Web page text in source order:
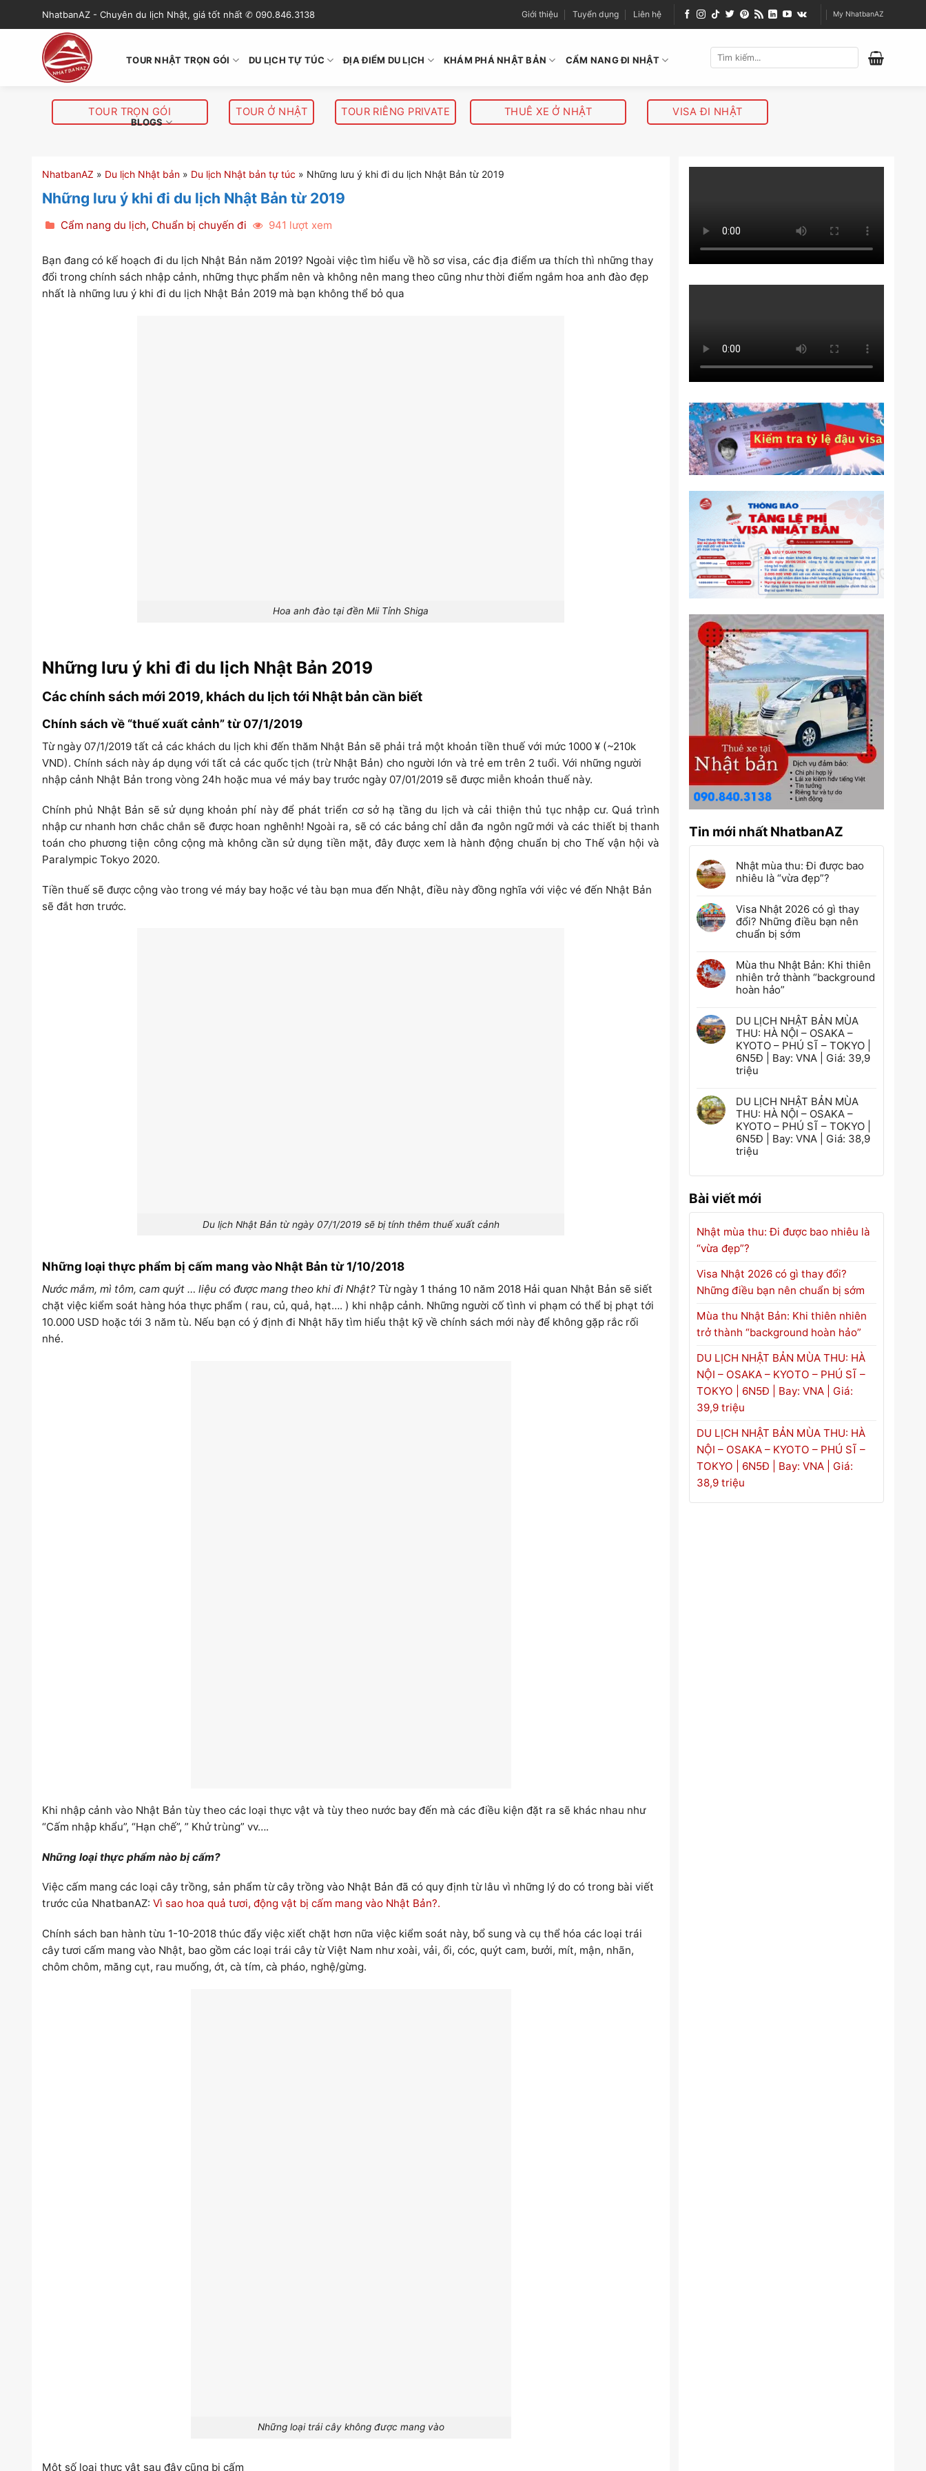
NhatbanAZ - Chuyên du lịch Nhật, giá tốt nhất ✆ 090.846.3138 Giới thiệu Tuyển dụng Liên hệ My NhatbanAZ
TOUR NHẬT TRỌN GÓI DU LỊCH TỰ TÚC ĐỊA ĐIỂM DU LỊCH KHÁM PHÁ NHẬT BẢN CẨM NANG ĐI NHẬT
BLOGS
TOUR TRỌN GÓI TOUR Ở NHẬT TOUR RIÊNG PRIVATE THUÊ XE Ở NHẬT VISA ĐI NHẬT
NhatbanAZ » Du lịch Nhật bản » Du lịch Nhật bản tự túc » Những lưu ý khi đi du lịch Nhật Bản từ 2019
Những lưu ý khi đi du lịch Nhật Bản từ 2019
Cẩm nang du lịch, Chuẩn bị chuyến đi 941 lượt xem
Bạn đang có kế hoạch đi du lịch Nhật Bản năm 2019? Ngoài việc tìm hiểu về hồ sơ visa, các địa điểm ưa thích thì những thay
đổi trong chính sách nhập cảnh, những thực phẩm nên và không nên mang theo cũng như thời điểm ngắm hoa anh đào đẹp
nhất là những lưu ý khi đi du lịch Nhật Bản 2019 mà bạn không thể bỏ qua
Hoa anh đào tại đền Mii Tỉnh Shiga
Những lưu ý khi đi du lịch Nhật Bản 2019
Các chính sách mới 2019, khách du lịch tới Nhật bản cần biết
Chính sách về “thuế xuất cảnh” từ 07/1/2019
Từ ngày 07/1/2019 tất cả các khách du lịch khi đến thăm Nhật Bản sẽ phải trả một khoản tiền thuế với mức 1000 ¥ (~210k
VND). Chính sách này áp dụng với tất cả các quốc tịch (trừ Nhật Bản) cho người lớn và trẻ em trên 2 tuổi. Với những người
nhập cảnh Nhật Bản trong vòng 24h hoặc mua vé máy bay trước ngày 07/01/2019 sẽ được miễn khoản thuế này.
Chính phủ Nhật Bản sẽ sử dụng khoản phí này để phát triển cơ sở hạ tầng du lịch và cải thiện thủ tục nhập cư. Quá trình
nhập cư nhanh hơn chắc chắn sẽ được hoan nghênh! Ngoài ra, sẽ có các bảng chỉ dẫn đa ngôn ngữ mới và các thiết bị thanh
toán cho phương tiện công cộng mà không cần sử dụng tiền mặt, đây được xem là hành động chuẩn bị cho Thế vận hội và
Paralympic Tokyo 2020.
Tiền thuế sẽ được cộng vào trong vé máy bay hoặc vé tàu bạn mua đến Nhật, điều này đồng nghĩa với việc vé đến Nhật Bản
sẽ đắt hơn trước.
Du lịch Nhật Bản từ ngày 07/1/2019 sẽ bị tính thêm thuế xuất cảnh
Những loại thực phẩm bị cấm mang vào Nhật Bản từ 1/10/2018
Nước mắm, mì tôm, cam quýt … liệu có được mang theo khi đi Nhật? Từ ngày 1 tháng 10 năm 2018 Hải quan Nhật Bản sẽ siết
chặt việc kiểm soát hàng hóa thực phẩm ( rau, củ, quả, hạt…. ) khi nhập cảnh. Những người cố tình vi phạm có thể bị phạt tới
10.000 USD hoặc tới 3 năm tù. Nếu bạn có ý định đi Nhật hãy tìm hiểu thật kỹ về chính sách mới này để không gặp rắc rối
nhé.
Khi nhập cảnh vào Nhật Bản tùy theo các loại thực vật và tùy theo nước bay đến mà các điều kiện đặt ra sẽ khác nhau như
“Cấm nhập khẩu”, “Hạn chế”, ” Khử trùng” vv….
Những loại thực phẩm nào bị cấm?
Việc cấm mang các loại cây trồng, sản phẩm từ cây trồng vào Nhật Bản đã có quy định từ lâu vì những lý do có trong bài viết
trước của NhatbanAZ: Vì sao hoa quả tươi, động vật bị cấm mang vào Nhật Bản?.
Chính sách ban hành từu 1-10-2018 thúc đẩy việc xiết chặt hơn nữa việc kiểm soát này, bổ sung và cụ thể hóa các loại trái
cây tươi cấm mang vào Nhật, bao gồm các loại trái cây từ Việt Nam như xoài, vải, ổi, cóc, quýt cam, bưởi, mít, mận, nhãn,
chôm chôm, măng cụt, rau muống, ớt, cà tím, cà pháo, nghệ/gừng.
Những loại trái cây không được mang vào
Một số loại thực vật sau đây cũng bị cấm
Tin mới nhất NhatbanAZ
Nhật mùa thu: Đi được bao
nhiêu là “vừa đẹp”?
Visa Nhật 2026 có gì thay
đổi? Những điều bạn nên
chuẩn bị sớm
Mùa thu Nhật Bản: Khi thiên
nhiên trở thành “background
hoàn hảo”
DU LỊCH NHẬT BẢN MÙA
THU: HÀ NỘI – OSAKA –
KYOTO – PHÚ SĨ – TOKYO |
6N5Đ | Bay: VNA | Giá: 39,9
triệu
DU LỊCH NHẬT BẢN MÙA
THU: HÀ NỘI – OSAKA –
KYOTO – PHÚ SĨ – TOKYO |
6N5Đ | Bay: VNA | Giá: 38,9
triệu
Bài viết mới
Nhật mùa thu: Đi được bao nhiêu là
“vừa đẹp”?
Visa Nhật 2026 có gì thay đổi?
Những điều bạn nên chuẩn bị sớm
Mùa thu Nhật Bản: Khi thiên nhiên
trở thành “background hoàn hảo”
DU LỊCH NHẬT BẢN MÙA THU: HÀ
NỘI – OSAKA – KYOTO – PHÚ SĨ –
TOKYO | 6N5Đ | Bay: VNA | Giá:
39,9 triệu
DU LỊCH NHẬT BẢN MÙA THU: HÀ
NỘI – OSAKA – KYOTO – PHÚ SĨ –
TOKYO | 6N5Đ | Bay: VNA | Giá:
38,9 triệu